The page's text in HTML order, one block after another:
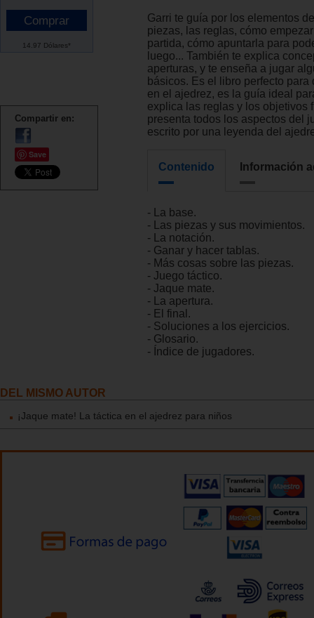
14.97 Dólares*
Compartir en:
Save
Garri te guía por los elementos
piezas, las reglas, cómo
partida, cómo apuntarla para
luego... También te explica
aperturas, y te enseña a jugar
básicos. Es el libro perfecto para
en el ajedrez, es la guía ideal
explica las reglas y los objetivos
presenta todos los aspectos del
escrito por una leyenda del
Contenido Información
- La base.
- Las piezas y sus movimientos.
- La notación.
- Ganar y hacer tablas.
- Más cosas sobre las piezas.
- Juego táctico.
- Jaque mate.
- La apertura.
- El final.
- Soluciones a los ejercicios.
- Glosario.
- Índice de jugadores.
DEL MISMO AUTOR
¡Jaque mate! La táctica en el ajedrez para niños